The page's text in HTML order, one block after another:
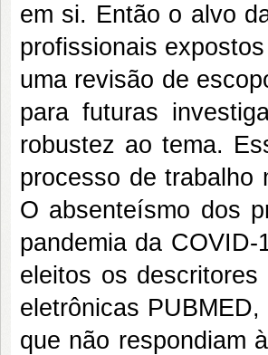
em si. Então o alvo
profissionais
uma revisão de
para futuras
robustez ao tema.
processo de trabalho
O absenteísmo dos
pandemia da
eleitos os
eletrônicas
que não respondiam